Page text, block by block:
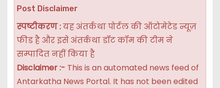
Post Disclaimer
स्पष्टीकरण :यह अंतर्कथा पोर्टल की ऑटोमेटेड न्यूज़
फीड है और इसे अंतर्कथा डॉट कॉम की टीम ने
सम्पादित नहीं किया है
Disclaimer :- This is an automated news feed of
Antarkatha News Portal. It has not been edited